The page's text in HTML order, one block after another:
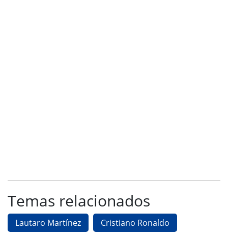
Temas relacionados
Lautaro Martínez Cristiano Ronaldo